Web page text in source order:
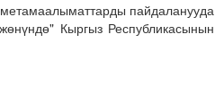
пайдаланууда
Кыргыз Республикасынын